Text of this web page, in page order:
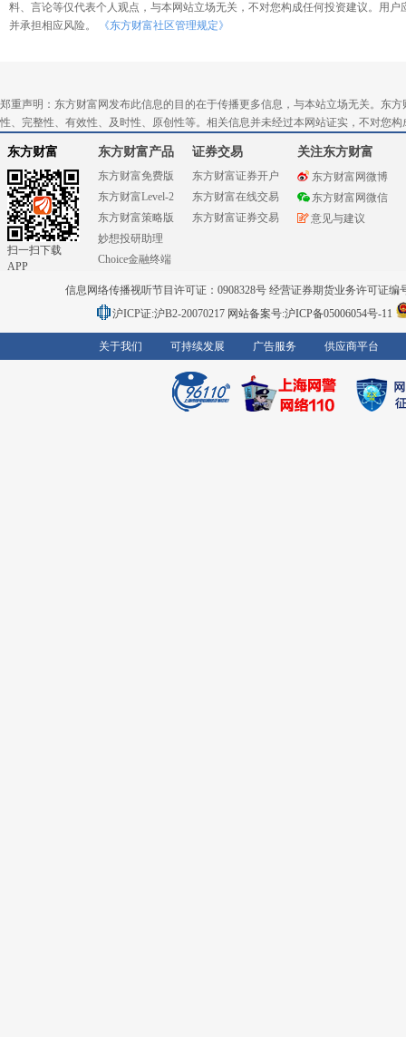
料、言论等仅代表个人观点，与本网站立场无关，不对您构成任何投资建议。用
并承担相应风险。
《东方财富社区管理规定》
郑重声明：东方财富网发布此信息的目的在于传播更多信息，与本站立场无关。东
性、完整性、有效性、及时性、原创性等。相关信息并未经过本网站证实，不对您
东方财富
扫一扫下载
APP
东方财富产品
东方财富免费版
东方财富Level-2
东方财富策略版
妙想投研助理
Choice金融终端
证券交易
东方财富证券开户
东方财富在线交易
东方财富证券交易
关注东方财富
东方财富网微博
东方财富网微信
意见与建议
信息网络传播视听节目许可证：0908328号 经营证券期货业务许可证编
沪ICP证:沪B2-20070217 网站备案号:沪ICP备05006054号-11
关于我们 可持续发展 广告服务 供应商平台